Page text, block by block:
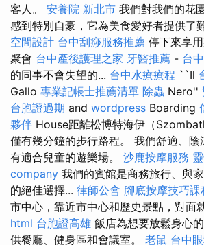
客人。 安養院 新北市 我們對我們的花
感到特別自豪，它為美食愛好者提供了
空間設計 台中刮痧服務推薦 停下來享
聚會 台中產後護理之家 牙醫推薦 - 台
的同事不會失望的... 台中水療療程 ``Il
Gallo 專業記帳士推薦清單 除蟲 Nero''
台胞證過期 and wordpress Boarding
夥伴 House距離松博特海伊（
僅有幾分鐘的步行路程。 我們舒適、
有適合兒童的遊樂場。 沙鹿按摩服務
company 我們的賓館是商務旅行、與
的絕佳選擇... 律師公會 腳底按摩技巧課
市中心，靠近市中心和歷史景點，對面
html 台胞證高雄 飯店為想要放鬆身心
供餐廳、健身區和會議室。 老鼠 台中